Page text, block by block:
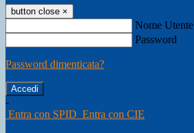
button close ×
Nome Utente
Password
Password dimenticata?
-
Entra con SPID Entra con CIE